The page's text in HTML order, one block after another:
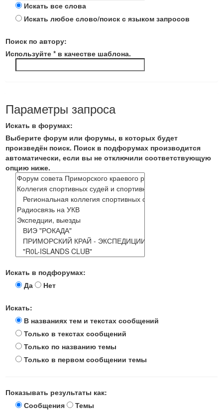
Искать все слова
Искать любое слово/поиск с языком запросов
Поиск по автору:
Используйте * в качестве шаблона.
Параметры запроса
Искать в форумах:
Выберите форум или форумы, в которых будет
произведён поиск. Поиск в подфорумах производится
автоматически, если вы не отключили соответствующую
опцию ниже.
Искать в подфорумах:
Да
Нет
Искать:
В названиях тем и текстах сообщений
Только в текстах сообщений
Только по названию темы
Только в первом сообщении темы
Показывать результаты как:
Сообщения
Темы